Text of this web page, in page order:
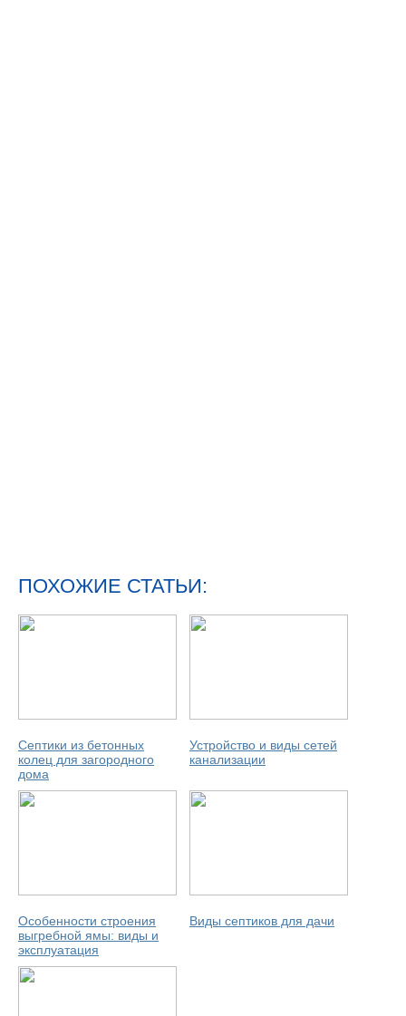
ПОХОЖИЕ СТАТЬИ:
Септики из бетонных
колец для загородного
дома
Устройство и виды сетей
канализации
Особенности строения
выгребной ямы: виды и
эксплуатация
Виды септиков для дачи